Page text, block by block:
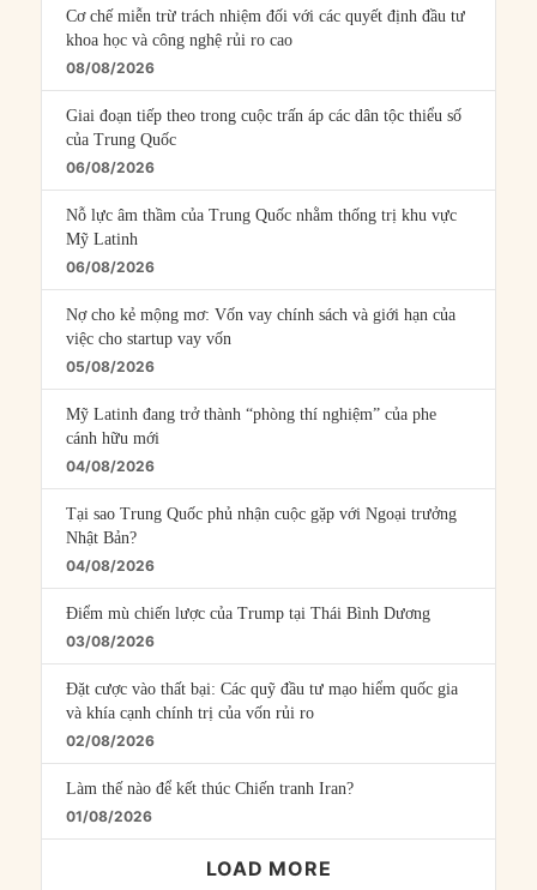
Cơ chế miễn trừ trách nhiệm đối với các quyết định đầu tư
khoa học và công nghệ rủi ro cao
08/08/2026
Giai đoạn tiếp theo trong cuộc trấn áp các dân tộc thiểu số
của Trung Quốc
06/08/2026
Nỗ lực âm thầm của Trung Quốc nhằm thống trị khu vực
Mỹ Latinh
06/08/2026
Nợ cho kẻ mộng mơ: Vốn vay chính sách và giới hạn của
việc cho startup vay vốn
05/08/2026
Mỹ Latinh đang trở thành “phòng thí nghiệm” của phe
cánh hữu mới
04/08/2026
Tại sao Trung Quốc phủ nhận cuộc gặp với Ngoại trưởng
Nhật Bản?
04/08/2026
Điểm mù chiến lược của Trump tại Thái Bình Dương
03/08/2026
Đặt cược vào thất bại: Các quỹ đầu tư mạo hiểm quốc gia
và khía cạnh chính trị của vốn rủi ro
02/08/2026
Làm thế nào để kết thúc Chiến tranh Iran?
01/08/2026
LOAD MORE